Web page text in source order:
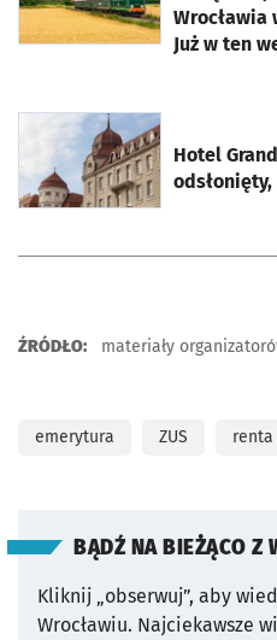
Wrocławia
Już w ten
Hotel
otworzy się w nowej karcie
ŹRÓDŁO: materiały
emerytura ZUS renta
BĄDŹ NA BIEŻĄCO Z
Kliknij „obserwuj”, aby
Wrocławiu. Najciekawsze